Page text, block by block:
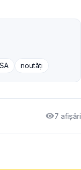
noutăți
7 afișări